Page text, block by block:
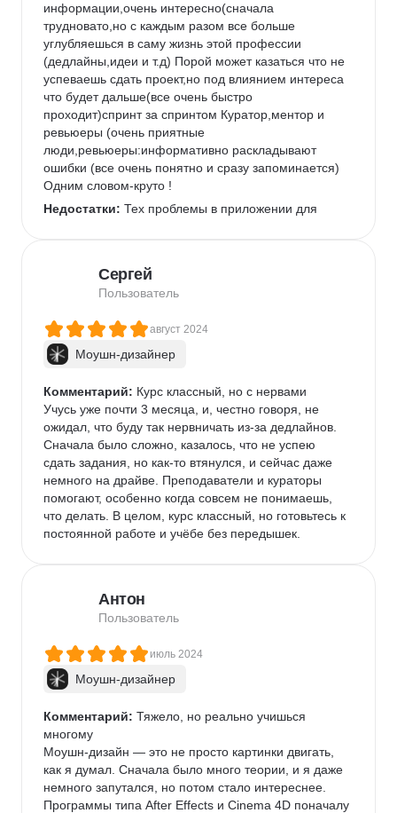
информации,очень интересно(сначала
трудновато,но с каждым разом все больше
углубляешься в саму жизнь этой профессии
(дедлайны,идеи и т.д) Порой может казаться что не
успеваешь сдать проект,но под влиянием интереса
что будет дальше(все очень быстро
проходит)спринт за спринтом Куратор,ментор и
ревьюеры (очень приятные
люди,ревьюеры:информативно раскладывают
ошибки (все очень понятно и сразу запоминается)
Одним словом-круто !
Недостатки: Тех проблемы в приложении для
Комментарий:
Желательно окончательно
определиться с профессией (как и с другими
Сергей
Пользователь
август 2024
Моушн-дизайнер
Комментарий: Курс классный, но с нервами
Учусь уже почти 3 месяца, и, честно говоря, не
ожидал, что буду так нервничать из-за дедлайнов.
Сначала было сложно, казалось, что не успею
сдать задания, но как-то втянулся, и сейчас даже
немного на драйве. Преподаватели и кураторы
помогают, особенно когда совсем не понимаешь,
что делать. В целом, курс классный, но готовьтесь к
постоянной работе и учёбе без передышек.
Антон
Пользователь
июль 2024
Моушн-дизайнер
Комментарий: Тяжело, но реально учишься
многому
Моушн-дизайн — это не просто картинки двигать,
как я думал. Сначала было много теории, и я даже
немного запутался, но потом стало интереснее.
Программы типа After Effects и Cinema 4D поначалу